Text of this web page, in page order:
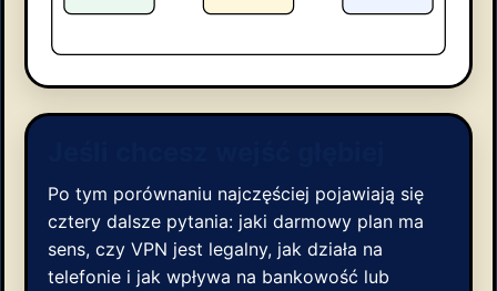
Po tym porównaniu najczęściej pojawiają się
cztery dalsze pytania: jaki darmowy plan ma
sens, czy VPN jest legalny, jak działa na
telefonie i jak wpływa na bankowość lub